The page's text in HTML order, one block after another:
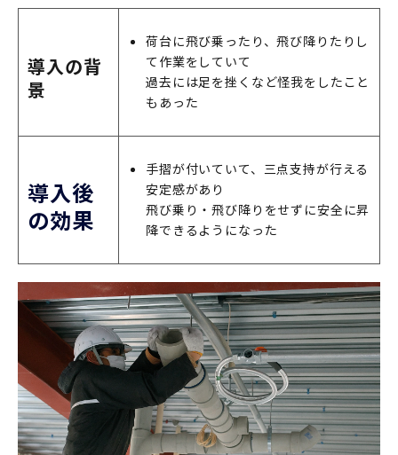
導入の背
景
荷台に飛び乗ったり、飛び降りたりし
て作業をしていて
過去には足を挫くなど怪我をしたこと
もあった
導入後
の効果
手摺が付いていて、三点支持が行える
安定感があり
飛び乗り・飛び降りをせずに安全に昇
降できるようになった